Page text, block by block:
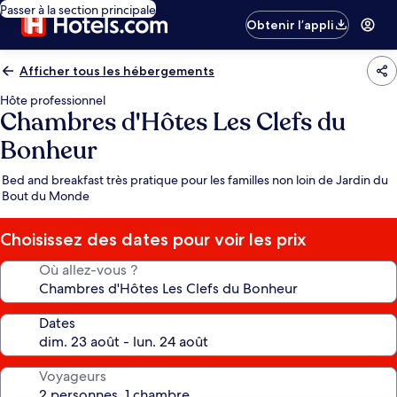
Passer à la section principale
Obtenir l’appli
Afficher tous les hébergements
Hôte professionnel
Chambres d'Hôtes Les Clefs du
Bonheur
Bed and breakfast très pratique pour les familles non loin de Jardin du
Bout du Monde
Choisissez des dates pour voir les prix
Où allez-vous ?
Dates
Voyageurs